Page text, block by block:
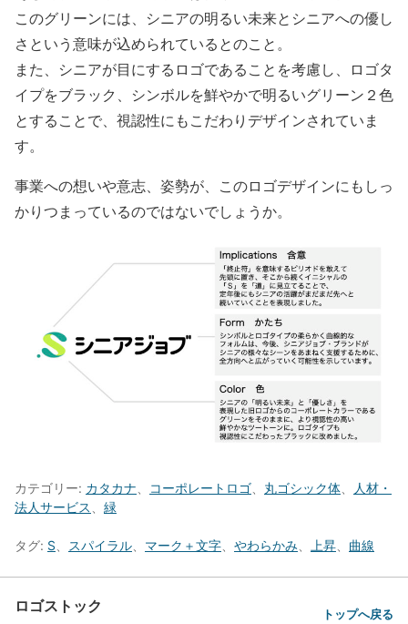
このグリーンには、シニアの明るい未来とシニアへの優し
さという意味が込められているとのこと。
また、シニアが目にするロゴであることを考慮し、ロゴタ
イプをブラック、シンボルを鮮やかで明るいグリーン２色
とすることで、視認性にもこだわりデザインされていま
す。
事業への想いや意志、姿勢が、このロゴデザインにもしっ
かりつまっているのではないでしょうか。
カテゴリー: カタカナ コーポレートロゴ 丸ゴシック体
人材・
法人サービス
緑
タグ: S スパイラル マーク＋文字 やわらかみ 上昇 曲線
ロゴストック トップへ戻る